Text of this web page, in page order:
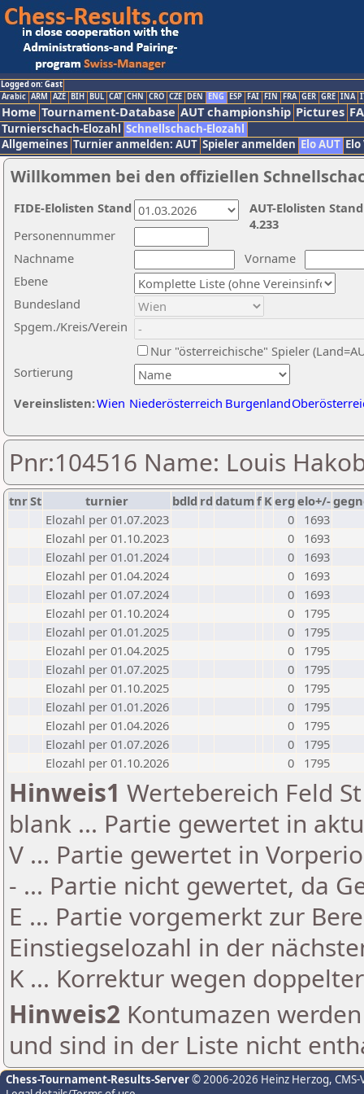
Logged on: Gast
Arabic ARM AZE BIH BUL CAT CHN CRO CZE DEN ENG ESP FAI FIN FRA GER GRE INA
Home Tournament-Database AUT championship Pictures
Turnierschach-Elozahl Schnellschach-Elozahl
Allgemeines Turnier anmelden: AUT Spieler anmelden Elo AUT
Willkommen bei den offiziellen
Nachname
Vorname
Ebene
Sortierung
Personennummer
Bundesland
Spgem./Kreis/Verein
Nur "österreichische" Spieler
Vereinslisten:Wien Niederösterreich Burgenland
AUT-Elolisten
4.233
FIDE-Elolisten Stand
Pnr:104516 Name: Louis
tnrSt turnier bdld rd datumf Kerg elo+/-
Elozahl per 01.07.2023
0
1693
Elozahl per 01.10.2023
0
1693
Elozahl per 01.01.2024
0
1693
Elozahl per 01.04.2024
0
1693
Elozahl per 01.07.2024
0
1693
Elozahl per 01.10.2024
0
1795
Elozahl per 01.01.2025
0
1795
Elozahl per 01.04.2025
0
1795
Elozahl per 01.07.2025
0
1795
Elozahl per 01.10.2025
0
1795
Elozahl per 01.01.2026
0
1795
Elozahl per 01.04.2026
0
1795
Elozahl per 01.07.2026
0
1795
Elozahl per 01.10.2026
0 1795
Hinweis1 Wertebereich Feld
blank ... Partie gewertet in
V ... Partie gewertet in
- ... Partie nicht gewertet, da
E ... Partie vorgemerkt zur
Einstiegselozahl in der
K ... Korrektur wegen
Hinweis2 Kontumazen
und sind in der Liste nicht
Chess-Tournament-Results-Server© 2006-2026 Heinz Herzog,